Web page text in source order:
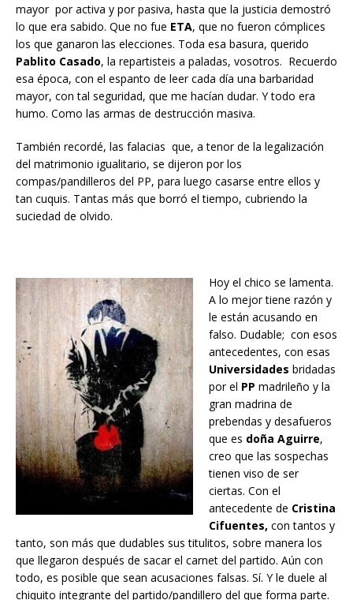
mayor por activa y por pasiva, hasta que la justicia demostró
lo que era sabido. Que no fue ETA, que no fueron cómplices
los que ganaron las elecciones. Toda esa basura, querido
Pablito Casado, la repartisteis a paladas, vosotros. Recuerdo
esa época, con el espanto de leer cada día una barbaridad
mayor, con tal seguridad, que me hacían dudar. Y todo era
humo. Como las armas de destrucción masiva.
También recordé, las falacias que, a tenor de la legalización
del matrimonio igualitario, se dijeron por los
compas/pandilleros del PP, para luego casarse entre ellos y
tan cuquis. Tantas más que borró el tiempo, cubriendo la
suciedad de olvido.
Hoy el chico se lamenta.
A lo mejor tiene razón y
le están acusando en
falso. Dudable; con esos
antecedentes, con esas
Universidades bridadas
por el PP madrileño y la
gran madrina de
prebendas y desafueros
que es doña Aguirre,
creo que las sospechas
tienen viso de ser
ciertas. Con el
antecedente de Cristina
Cifuentes, con tantos y
tanto, son más que dudables sus titulitos, sobre manera los
que llegaron después de sacar el carnet del partido. Aún con
todo, es posible que sean acusaciones falsas. Sí. Y le duele al
chiquito integrante del partido/pandillero del que forma parte.